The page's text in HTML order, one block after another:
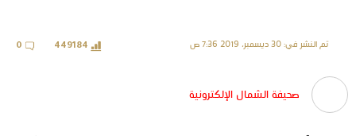
تم النشر في: 30 ديسمبر، 2019 7:36 ص 449184
0
صحيفة الشمال الإلكترونية